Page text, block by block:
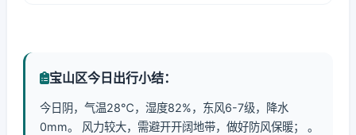
宝山区今日出行小结：
今日阴，气温28℃，湿度82%，东风6-7级，降水
0mm。 风力较大，需避开开阔地带，做好防风保暖； 。